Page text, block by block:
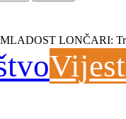
LONČARI: